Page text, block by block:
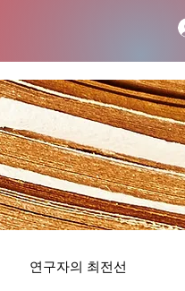
연구자의 최전선